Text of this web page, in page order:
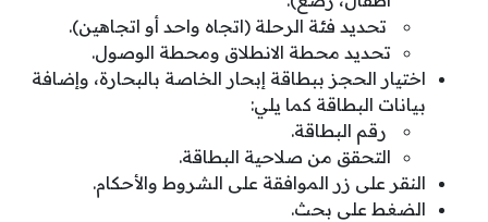
تحديد فئة الرحلة (اتجاه واحد أو اتجاهين).
تحديد محطة الانطلاق ومحطة الوصول.
اختيار الحجز ببطاقة إبحار الخاصة بالبحارة، وإضافة
بيانات البطاقة كما يلي:
رقم البطاقة.
التحقق من صلاحية البطاقة.
النقر على زر الموافقة على الشروط والأحكام.
الضغط على بحث.